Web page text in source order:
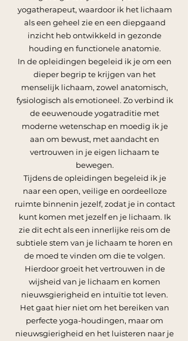
yogatherapeut, waardoor ik het lichaam
als een geheel zie en een diepgaand
inzicht heb ontwikkeld in gezonde
houding en functionele anatomie.
In de opleidingen begeleid ik je om een
dieper begrip te krijgen van het
menselijk lichaam, zowel anatomisch,
fysiologisch als emotioneel. Zo verbind ik
de eeuwenoude yogatraditie met
moderne wetenschap en moedig ik je
aan om bewust, met aandacht en
vertrouwen in je eigen lichaam te
bewegen.
Tijdens de opleidingen begeleid ik je
naar een open, veilige en oordeelloze
ruimte binnenin jezelf, zodat je in contact
kunt komen met jezelf en je lichaam. Ik
zie dit echt als een innerlijke reis om de
subtiele stem van je lichaam te horen en
de moed te vinden om die te volgen.
Hierdoor groeit het vertrouwen in de
wijsheid van je lichaam en komen
nieuwsgierigheid en intuïtie tot leven.
Het gaat hier niet om het bereiken van
perfecte yoga-houdingen, maar om
nieuwsgierigheid en het luisteren naar je